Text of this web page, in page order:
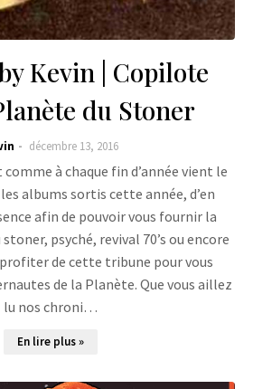
Kevin | Copilote
du Stoner
décembre 13, 2016
à chaque fin d’année vient le
albums sortis cette année, d’en
afin de pouvoir vous fournir la
psyché, revival 70’s ou encore
de cette tribune pour vous
de la Planète. Que vous aillez
lu nos chroni…
En lire plus »